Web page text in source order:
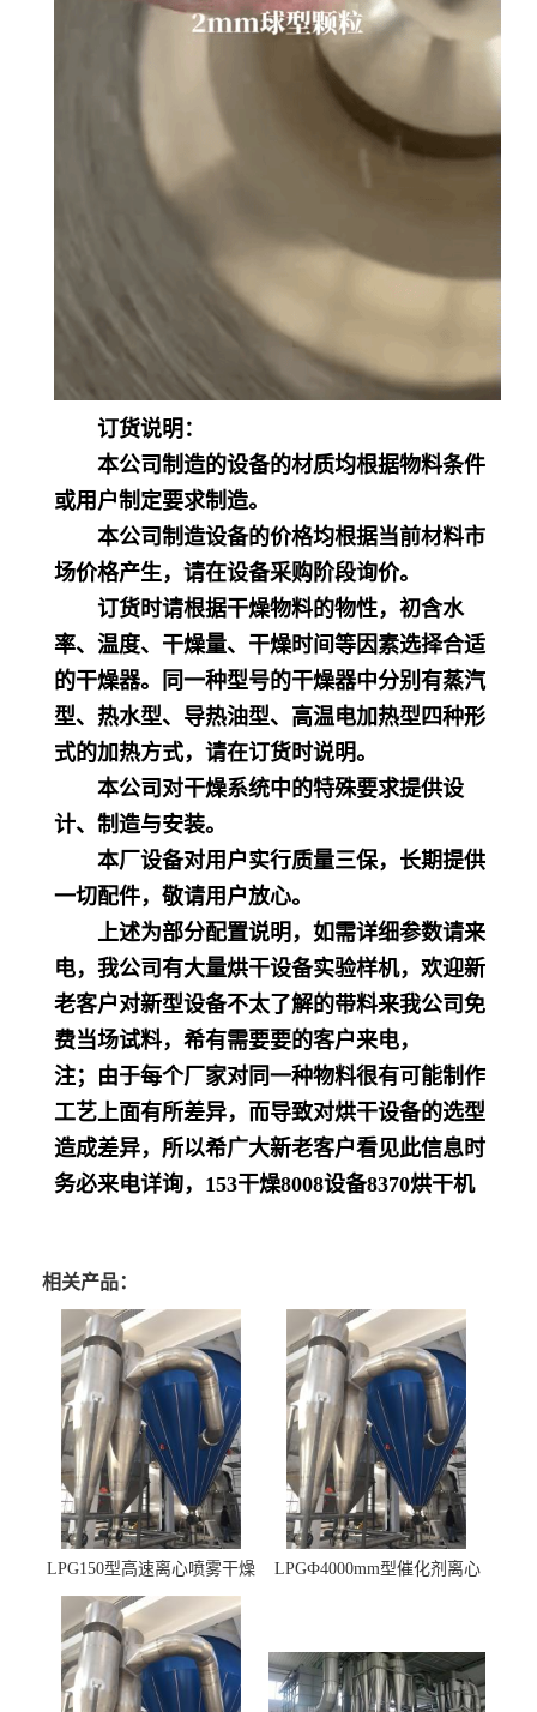
订货说明：
本公司制造的设备的材质均根据物料条件
或用户制定要求制造。
本公司制造设备的价格均根据当前材料市
场价格产生，请在设备采购阶段询价。
订货时请根据干燥物料的物性，初含水
率、温度、干燥量、干燥时间等因素选择合适
的干燥器。同一种型号的干燥器中分别有蒸汽
型、热水型、导热油型、高温电加热型四种形
式的加热方式，请在订货时说明。
本公司对干燥系统中的特殊要求提供设
计、制造与安装。
本厂设备对用户实行质量三保，长期提供
一切配件，敬请用户放心。
上述为部分配置说明，如需详细参数请来
电，我公司有大量烘干设备实验样机，欢迎新
老客户对新型设备不太了解的带料来我公司免
费当场试料，希有需要要的客户来电，
注；由于每个厂家对同一种物料很有可能制作
工艺上面有所差异，而导致对烘干设备的选型
造成差异，所以希广大新老客户看见此信息时
务必来电详询， 153干燥8008设备8370烘干机
相关产品：
LPG150型高速离心喷雾干燥
机 φ2.85m
LPGФ4000mm型催化剂离心